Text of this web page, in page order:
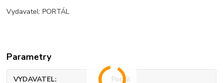
Vydavatel: PORTÁL
Parametry
VYDAVATEL Portál